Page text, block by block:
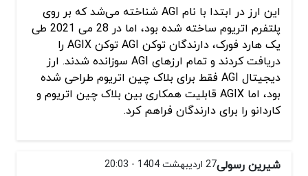
این ارز در ابتدا با نام AGI شناخته می‌شد که بر روی
پلتفرم اتریوم ساخته شده بود، اما در 28 می 2021 طی
یک هارد فورک، دارندگان توکن AGI توکن AGIX را
دریافت کردند و تمام ارزهای AGI سوزانده شدند. ارز
دیجیتال AGI فقط برای بلاک چین اتریوم طراحی شده
بود، اما AGIX قابلیت همکاری بین بلاک چین اتریوم و
کاردانو را برای دارندگان فراهم کرد.
شیرین رسولی27 اردیبهشت 1404 - 20:03